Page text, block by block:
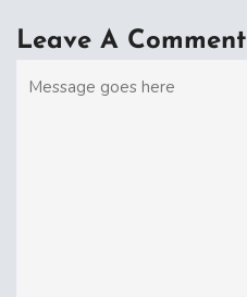
Leave A Comment